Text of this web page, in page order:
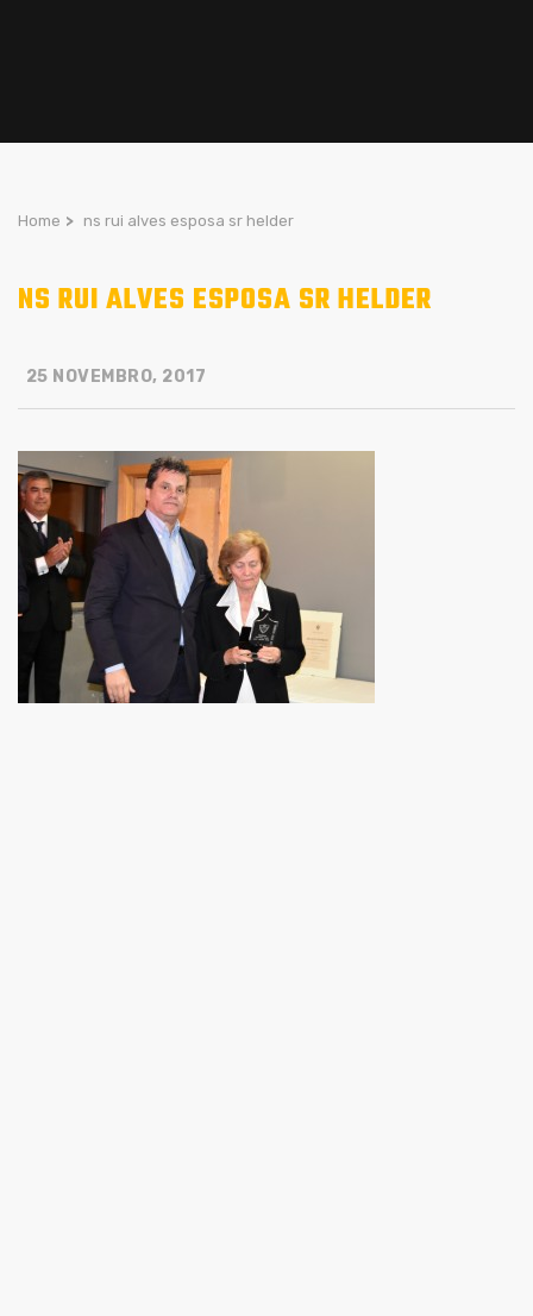
Home > ns rui alves esposa sr helder
NS RUI ALVES ESPOSA SR HELDER
25 NOVEMBRO, 2017